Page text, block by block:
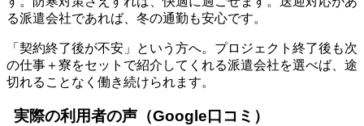
る派遣会社であれば、冬の通勤も安心です。
「契約終了後が不安」という方へ。プロジェクト終了後も次
の仕事＋寮をセットで紹介してくれる派遣会社を選べば、途
切れることなく働き続けられます。
実際の利用者の声（Google口コミ）